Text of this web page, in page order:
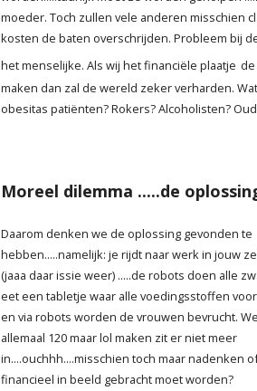
moeder. Toch zullen vele anderen misschien
kosten de baten overschrijden. Probleem bij
het menselijke. Als wij het financiële plaatje
maken dan zal de wereld zeker verharden.
obesitas patiënten? Rokers? Alcoholisten?
Moreel dilemma .....de
Daarom denken we de oplossing gevonden te
hebben.....namelijk: je rijdt naar werk in jouw
(jaaa daar issie weer) .....de robots doen alle
eet een tabletje waar alle voedingsstoffen
en via robots worden de vrouwen bevrucht.
allemaal 120 maar lol maken zit er niet meer
in....ouchhh....misschien toch maar nadenken
financieel in beeld gebracht moet worden?